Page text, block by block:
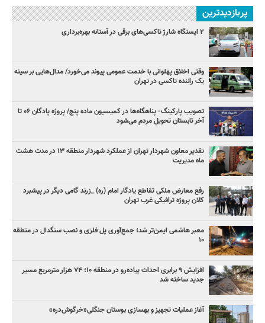
پربازدیدترین
۲ ایستگاه شارژ تاکسی‌های برقی در آستانه بهره‌برداری
وقتی اخلاق پهلوانی با خدمت عمومی پیوند می‌خورد/ مدال‌هایی بر سینه
یک راننده تاکسی در تهران
تصویب پارکینگ- پناهگاه‌ها در کمیسیون ماده پنج/ پروژه پادگان ۰۶ تا
آخر تابستان تحویل مردم می‌شود
تقدیر معاون شهردار تهران از عملکرد شهردار منطقه ۱۳ در مدت هشت
ماه مدیریت
رفع معارض ملکی تقاطع یادگار امام (ره) _زرند گامی دیگر در پیشبرد
کلان پروژه‌ ترافیکی غرب تهران
معبر هاشمی ایمن‌تر شد؛ جمع‌آوری پل فلزی و نصب سنگدال در منطقه
۱۰
افزایش ۹ برابری احداث پیاده‌رو در منطقه ۱۰؛ ۷۴ هزار مترمربع مسیر
جدید ساخته شد
آغاز عملیات تجهیز و بهسازی بوستان جنگلی«خرگوش‌دره»